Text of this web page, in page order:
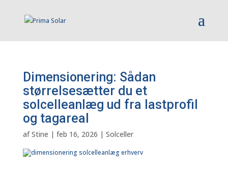
Dimensionering: Sådan
størrelsesætter du et
solcelleanlæg ud fra lastprofil
og tagareal
afStine | feb 16, 2026 | Solceller